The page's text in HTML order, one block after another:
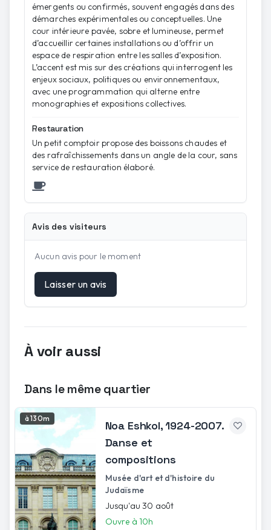
émergents ou confirmés, souvent engagés dans des
démarches expérimentales ou conceptuelles. Une
cour intérieure pavée, sobre et lumineuse, permet
d’accueillir certaines installations ou d’offrir un
espace de respiration entre les salles d’exposition.
L’accent est mis sur des créations qui interrogent les
enjeux sociaux, politiques ou environnementaux,
avec une programmation qui alterne entre
monographies et expositions collectives.
Restauration
Un petit comptoir propose des boissons chaudes et
des rafraîchissements dans un angle de la cour, sans
service de restauration élaboré.
Avis des visiteurs
Aucun avis pour le moment
Laisser un avis
À voir aussi
Dans le même quartier
à 130m
Noa Eshkol, 1924-2007.
Danse et
compositions
Musée d'art et d'histoire du
Judaïsme
Jusqu'au 30 août
Ouvre à 10h